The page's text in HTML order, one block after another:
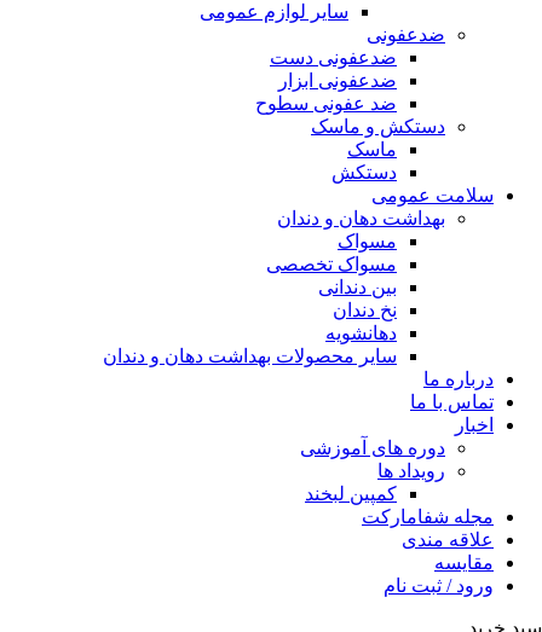
سایر لوازم عمومی
ضدعفونی
ضدعفونی دست
ضدعفونی ابزار
ضد عفونی سطوح
دستکش و ماسک
ماسک
دستکش
سلامت عمومی
بهداشت دهان و دندان
مسواک
مسواک تخصصی
بین دندانی
نخ دندان
دهانشویه
سایر محصولات بهداشت دهان و دندان
درباره ما
تماس با ما
اخبار
دوره های آموزشی
رویداد ها
کمپین لبخند
مجله شفامارکت
علاقه مندی
مقایسه
ورود / ثبت نام
سبد خرید